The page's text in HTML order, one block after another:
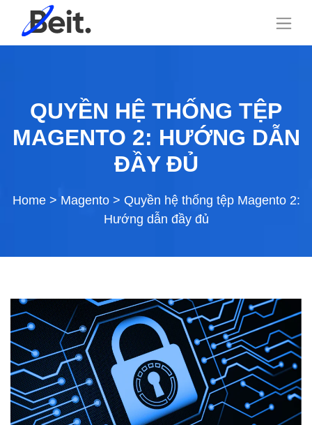
Home> Magento> Quyền hệ thống tệp Magento 2:
Hướng dẫn đầy đủ
QUYỀN HỆ THỐNG TỆP
MAGENTO 2: HƯỚNG DẪN
ĐẦY ĐỦ